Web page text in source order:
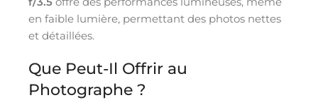
en faible lumière, permettant des photos nettes
et détaillées.
Que Peut-Il Offrir au
Photographe ?